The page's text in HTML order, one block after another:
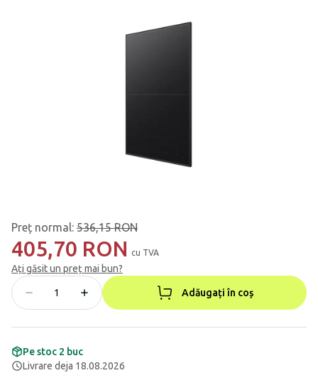
Preț normal: 536,15 RON
405,70 RON cu TVA
Ați găsit un preț mai bun?
Adăugați în coș
Pe stoc 2 buc
Livrare deja 18.08.2026